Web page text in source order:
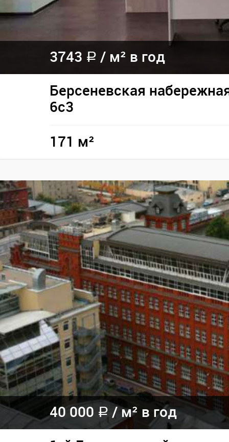
3743 a / м² в год
Берсеневская
6с3
171 м²
40 000 a /м² в год